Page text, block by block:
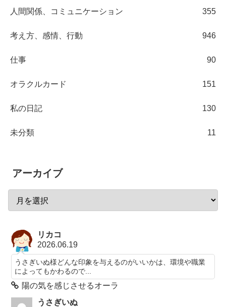
人間関係、コミュニケーション 355
考え方、感情、行動 946
仕事 90
オラクルカード 151
私の日記 130
未分類 11
アーカイブ
リカコ
2026.06.19
うさぎいぬ様どんな印象を与えるのがいいかは、環境や職業
によってもかわるので...
陽の気を感じさせるオーラ
うさぎいぬ